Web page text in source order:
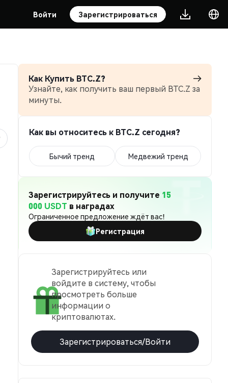
Войти Зарегистрироваться
Как Купить BTC.Z?
Узнайте, как получить ваш первый BTC.Z за
минуты.
Как вы относитесь к BTC.Z сегодня?
Бычий тренд Медвежий тренд
Зарегистрируйтесь и получите 15
000 USDT в наградах
Ограниченное предложение ждёт вас!
Регистрация
Зарегистрируйтесь или
войдите в систему, чтобы
просмотреть больше
информации о
криптовалютах.
Зарегистрироваться/Войти